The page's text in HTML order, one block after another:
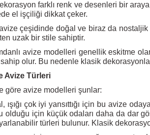
farklı renk ve desenleri bir
el işçiliği dikkat çeker.
çeşidinde doğal ve biraz da nostaljik
uzak bir stile sahiptir.
avize modelleri genellik eskitme
olur. Bu nedenle klasik
Avize Türleri
göre avize modelleri şunlar:
ışığı çok iyi yansıttığı için bu avize
olduğu için küçük odaları daha da dar
türleri bulunur. Klasik